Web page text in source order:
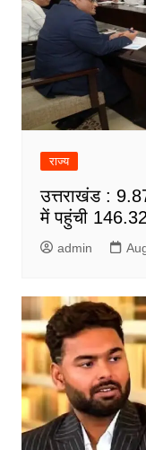
राज्य
उत्तराखंड :
में पहुंची
admin